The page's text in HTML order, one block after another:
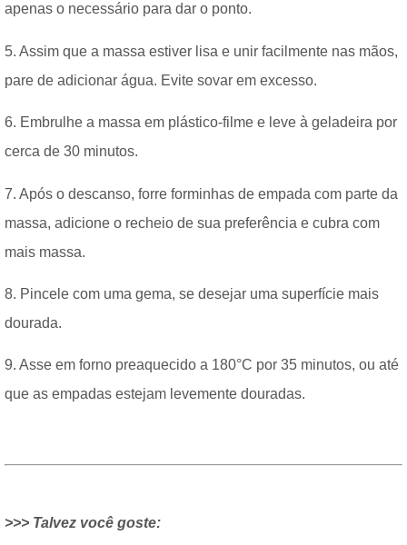
apenas o necessário para dar o ponto.
5. Assim que a massa estiver lisa e unir facilmente nas mãos,
pare de adicionar água. Evite sovar em excesso.
6. Embrulhe a massa em plástico-filme e leve à geladeira por
cerca de 30 minutos.
7. Após o descanso, forre forminhas de empada com parte da
massa, adicione o recheio de sua preferência e cubra com
mais massa.
8. Pincele com uma gema, se desejar uma superfície mais
dourada.
9. Asse em forno preaquecido a 180°C por 35 minutos, ou até
que as empadas estejam levemente douradas.
>>> Talvez você goste: